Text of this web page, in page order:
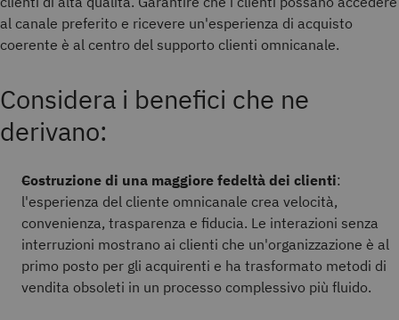
al canale preferito e ricevere un'esperienza di acquisto
coerente è al centro del supporto clienti omnicanale.
Considera i benefici che ne
derivano:
Costruzione di una maggiore fedeltà dei clienti:
l'esperienza del cliente omnicanale crea velocità,
convenienza, trasparenza e fiducia. Le interazioni senza
interruzioni mostrano ai clienti che un'organizzazione è al
primo posto per gli acquirenti e ha trasformato metodi di
vendita obsoleti in un processo complessivo più fluido.